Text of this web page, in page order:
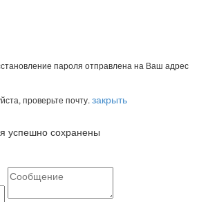
пароля отправлена на Ваш адрес
проверьте почту. закрыть
успешно сохранены